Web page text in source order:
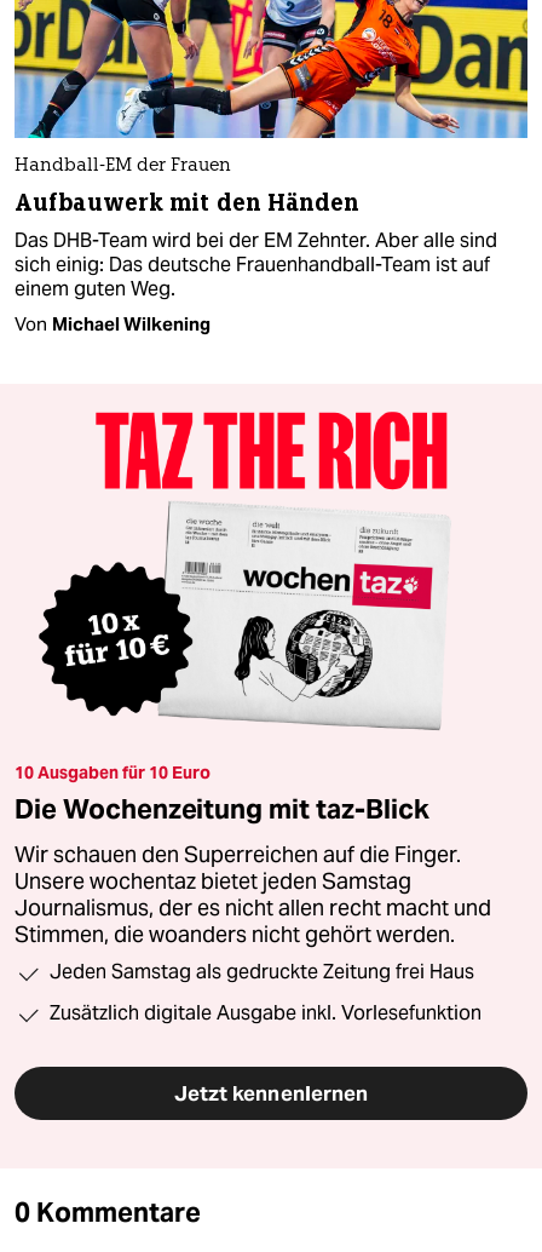
Handball-EM der Frauen
Aufbauwerk mit den Händen
Das DHB-Team wird bei der EM Zehnter. Aber alle sind
sich einig: Das deutsche Frauenhandball-Team ist auf
einem guten Weg.
Von Michael Wilkening
10 Ausgaben für 10 Euro
Die Wochenzeitung mit taz-Blick
Wir schauen den Superreichen auf die Finger.
Unsere wochentaz bietet jeden Samstag
Journalismus, der es nicht allen recht macht und
Stimmen, die woanders nicht gehört werden.
Jeden Samstag als gedruckte Zeitung frei Haus
Zusätzlich digitale Ausgabe inkl. Vorlesefunktion
Jetzt kennenlernen
0 Kommentare